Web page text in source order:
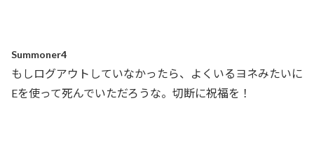
Summoner4
もしログアウトしていなかったら、よくいるヨネみたいに
Eを使って死んでいただろうな。切断に祝福を！